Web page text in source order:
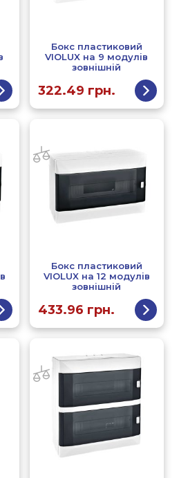
Бокс пластиковий
VIOLUX на 9 модулів
зовнішній
322.49 грн.
Бокс пластиковий
VIOLUX на 12 модулів
зовнішній
433.96 грн.